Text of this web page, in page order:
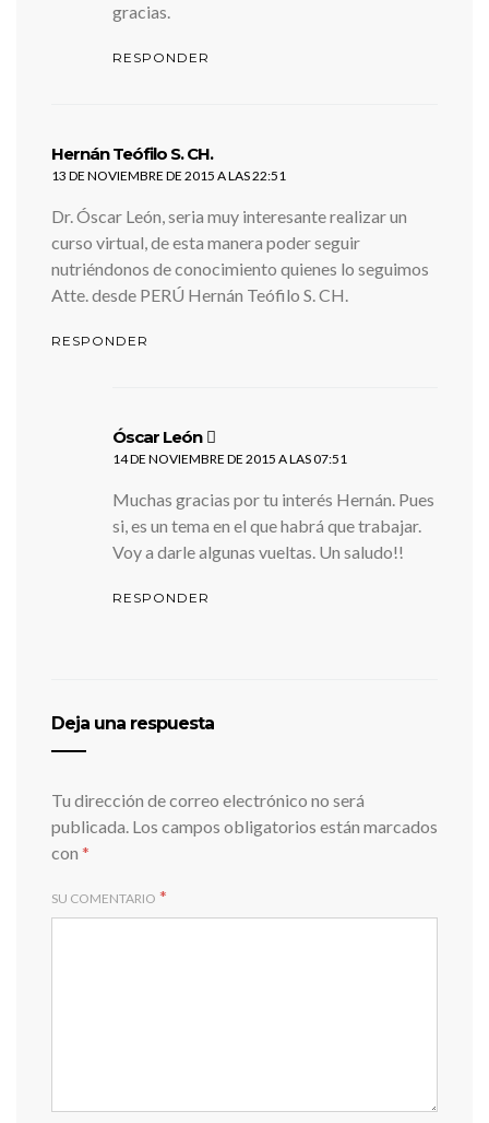
gracias.
RESPONDER
Hernán Teófilo S. CH.dice:
13 DE NOVIEMBRE DE 2015 A LAS 22:51
Dr. Óscar León, seria muy interesante realizar un
curso virtual, de esta manera poder seguir
nutriéndonos de conocimiento quienes lo seguimos
Atte. desde PERÚ Hernán Teófilo S. CH.
RESPONDER
Óscar León
14 DE NOVIEMBRE DE 2015 A LAS 07:51
Muchas gracias por tu interés Hernán. Pues
si, es un tema en el que habrá que trabajar.
Voy a darle algunas vueltas. Un saludo!!
RESPONDER
Deja una respuesta
Tu dirección de correo electrónico no será
publicada. Los campos obligatorios están marcados
con *
SU COMENTARIO *